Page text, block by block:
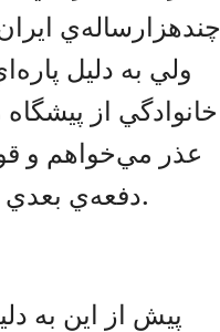
چندهزارساله‌ي
ولي به دليل
خانوادگي از
عذر مي‌خواهم و
دفعه‌ي بعدي جبران كنم.
پيش از اين به